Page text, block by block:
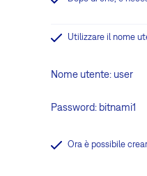
Utilizzare il nome
Nome utente: user
Password: bitnami1
Ora è possibile